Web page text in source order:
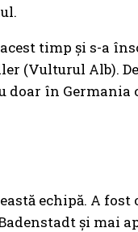
timp și s-a
(Vulturul Alb).
doar în
echipă. A
și mai